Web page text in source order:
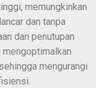
memungkinkan
dan tanpa
dan penutupan
mengoptimalkan
mengurangi